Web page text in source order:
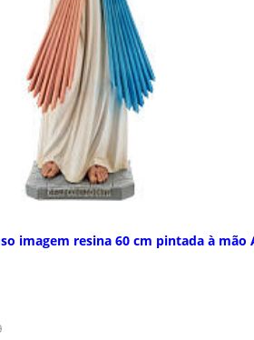
imagem resina 60 cm pintada à mão